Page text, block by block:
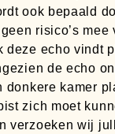
ook bepaald
risico’s mee
deze echo vindt
de echo
donkere kamer
zich moet
verzoeken wij